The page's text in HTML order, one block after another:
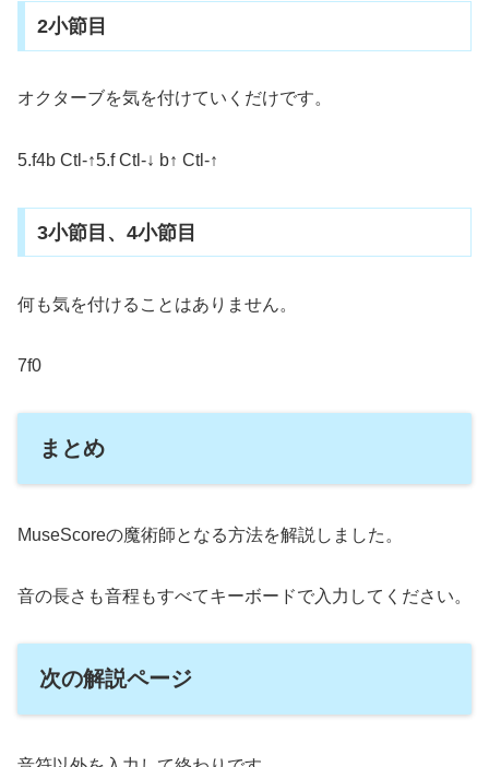
2小節目
オクターブを気を付けていくだけです。
5.f4b Ctl-↑5.f Ctl-↓ b↑ Ctl-↑
3小節目、4小節目
何も気を付けることはありません。
7f0
まとめ
MuseScoreの魔術師となる方法を解説しました。
音の長さも音程もすべてキーボードで入力してください。
次の解説ページ